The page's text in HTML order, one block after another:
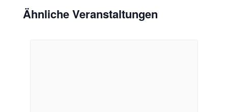
Ähnliche Veranstaltungen